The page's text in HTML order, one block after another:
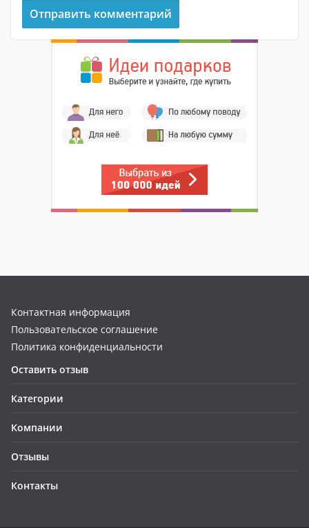
Контактная информация
Пользовательское соглашение
Политика конфиденциальности
Оставить отзыв
Категории
Компании
Отзывы
Контакты